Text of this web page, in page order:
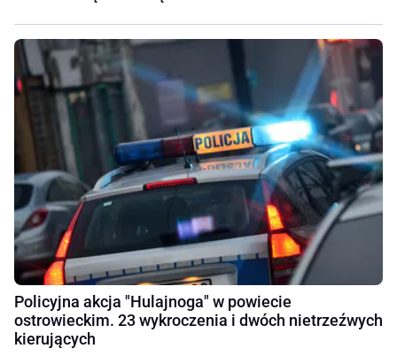
Policyjna akcja "Hulajnoga" w powiecie
ostrowieckim. 23 wykroczenia i dwóch nietrzeźwych
kierujących